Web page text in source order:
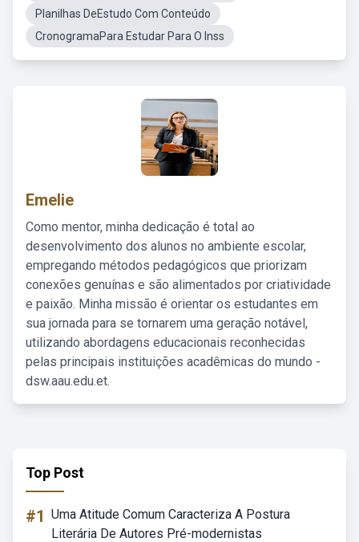
Planilhas DeEstudo Com Conteúdo
CronogramaPara Estudar Para O Inss
Emelie
Como mentor, minha dedicação é total ao
desenvolvimento dos alunos no ambiente escolar,
empregando métodos pedagógicos que priorizam
conexões genuínas e são alimentados por criatividade
e paixão. Minha missão é orientar os estudantes em
sua jornada para se tornarem uma geração notável,
utilizando abordagens educacionais reconhecidas
pelas principais instituições acadêmicas do mundo -
dsw.aau.edu.et.
Top Post
#1 Uma Atitude Comum Caracteriza A Postura
Literária De Autores Pré-modernistas